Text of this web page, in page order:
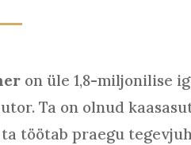
on üle 1,8-miljonilise
Ta on olnud
töötab praegu